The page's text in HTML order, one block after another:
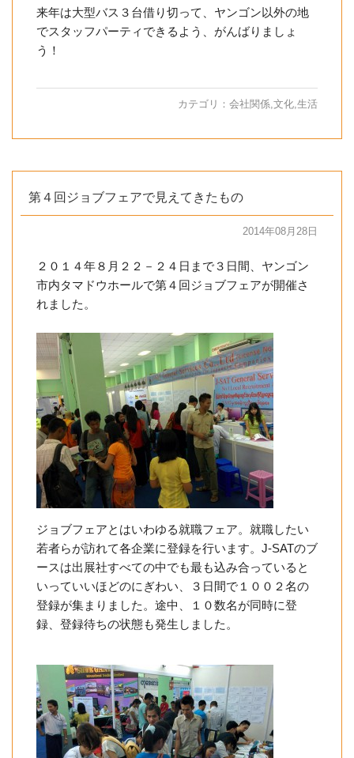
来年は大型バス３台借り切って、ヤンゴン以外の地
でスタッフパーティできるよう、がんばりましょ
う！
カテゴリ： 会社関係 文化 生活
第４回ジョブフェアで見えてきたもの
2014年08月28日
２０１４年８月２２－２４日まで３日間、ヤンゴン
市内タマドウホールで第４回ジョブフェアが開催さ
れました。
ジョブフェアとはいわゆる就職フェア。就職したい
若者らが訪れて各企業に登録を行います。J-SATのブ
ースは出展社すべての中でも最も込み合っていると
いっていいほどのにぎわい、３日間で１００２名の
登録が集まりました。途中、１０数名が同時に登
録、登録待ちの状態も発生しました。